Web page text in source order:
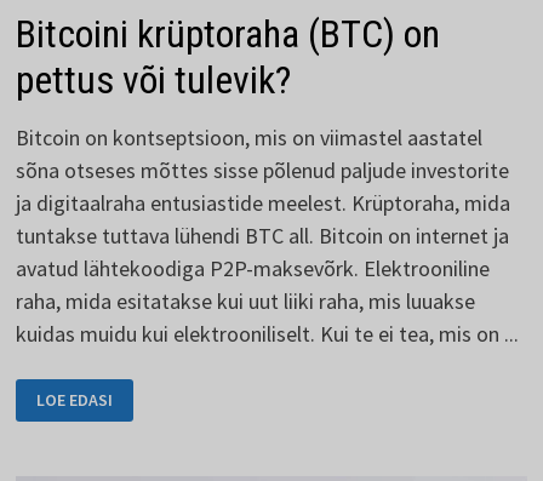
Bitcoini krüptoraha (BTC) on
pettus või tulevik?
Bitcoin on kontseptsioon, mis on viimastel aastatel
sõna otseses mõttes sisse põlenud paljude investorite
ja digitaalraha entusiastide meelest. Krüptoraha, mida
tuntakse tuttava lühendi BTC all. Bitcoin on internet ja
avatud lähtekoodiga P2P-maksevõrk. Elektrooniline
raha, mida esitatakse kui uut liiki raha, mis luuakse
kuidas muidu kui elektrooniliselt. Kui te ei tea, mis on ...
KRÜPTORAHA
(BTC)
LOE EDASI